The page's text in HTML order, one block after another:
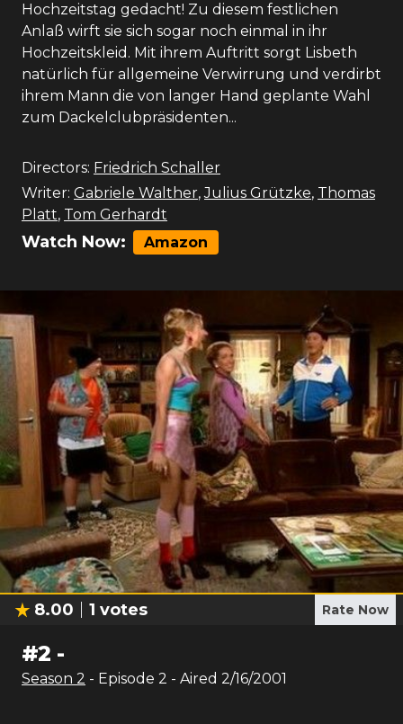
Hochzeitstag gedacht! Zu diesem festlichen
Anlaß wirft sie sich sogar noch einmal in ihr
Hochzeitskleid. Mit ihrem Auftritt sorgt Lisbeth
natürlich für allgemeine Verwirrung und verdirbt
ihrem Mann die von langer Hand geplante Wahl
zum Dackelclubpräsidenten...
Directors: Friedrich Schaller
Writer: Gabriele Walther,Julius Grützke, Thomas
Platt, Tom Gerhardt
Watch Now: Amazon
8.00 1 votes Rate Now
#2 -
Season 2 - Episode 2 - Aired 2/16/2001